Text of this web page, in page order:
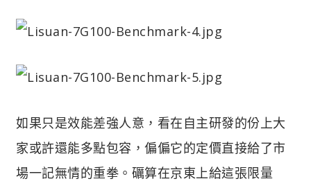
如果只是效能差強人意，看在自主研發的份上大
家或許還能多點包容，偏偏它的定價直接給了市
場一記無情的重拳。礪算在京東上給這張限量